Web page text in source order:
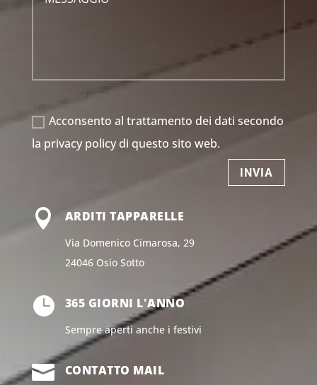
Trattamento dati
Acconsento al trattamento dei dati secondo
la privacy policy di questo sito web.
INVIA
 ARDITI TAPPARELLE
Via Domenico Cimarosa, 29
24046 Osio Sotto
 365 GIORNI L'ANNO
Sempre aperti anche i festivi
 CONTATTO MAIL